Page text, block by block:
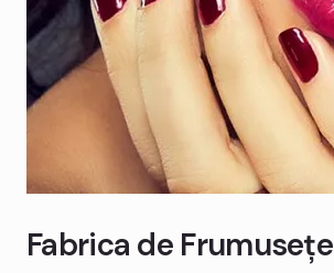
Fabrica de Frumuseţe